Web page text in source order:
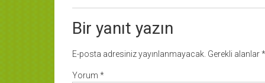
Bir yanıt yazın
E-posta adresiniz yayınlanmayacak. Gerekli alanlar*
Yorum *